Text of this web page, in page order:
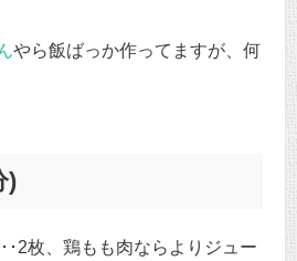
やら飯ばっか作ってますが、何
)
･2枚、鶏もも肉ならよりジュー